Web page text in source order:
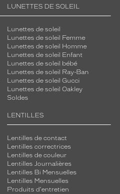
LUNETTES DE SOLEIL
Lunettes de soleil
Lunettes de soleil Femme
Lunettes de soleil Homme
Lunettes de soleil Enfant
Lunettes de soleil bébé
Lunettes de soleil Ray-Ban
Lunettes de soleil Gucci
Lunettes de soleil Oakley
Soldes
LENTILLES
Lentilles de contact
Lentilles correctrices
Lentilles de couleur
Lentilles Journalières
Lentilles Bi Mensuelles
Lentilles Mensuelles
Produits d'entretien